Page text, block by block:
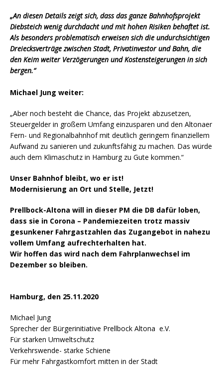
„An diesen Details zeigt sich, dass das ganze Bahnhofsprojekt
Diebsteich wenig durchdacht und mit hohen Risiken behaftet ist.
Als besonders problematisch erweisen sich die undurchsichtigen
Dreiecksverträge zwischen Stadt, Privatinvestor und Bahn, die
den Keim weiter Verzögerungen und Kostensteigerungen in sich
bergen.“
Michael Jung weiter:
„Aber noch besteht die Chance, das Projekt abzusetzen,
Steuergelder in großem Umfang einzusparen und den Altonaer
Fern- und Regionalbahnhof mit deutlich geringem finanziellem
Aufwand zu sanieren und zukunftsfähig zu machen. Das würde
auch dem Klimaschutz in Hamburg zu Gute kommen.“
Unser Bahnhof bleibt, wo er ist!
Modernisierung an Ort und Stelle, Jetzt!
Prellbock-Altona will in dieser PM die DB dafür loben,
dass sie in Corona – Pandemiezeiten trotz massiv
gesunkener Fahrgastzahlen das Zugangebot in nahezu
vollem Umfang aufrechterhalten hat.
Wir hoffen das wird nach dem Fahrplanwechsel im
Dezember so bleiben.
Hamburg, den 25.11.2020
Michael Jung
Sprecher der Bürgerinitiative Prellbock Altona e.V.
Für starken Umweltschutz
Verkehrswende- starke Schiene
Für mehr Fahrgastkomfort mitten in der Stadt